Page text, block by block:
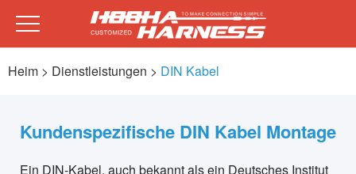
Heim > Dienstleistungen > DIN Kabel
Kundenspezifische DIN Kabel Montage
Ein DIN-Kabel, auch bekannt als ein Deutsches Institut